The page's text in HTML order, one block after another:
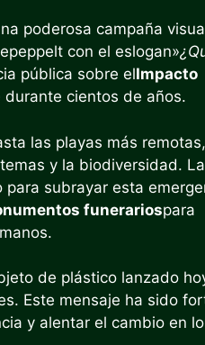
poderosa campaña
con el eslogan»
pública sobre elImpacto
cientos de años.
las playas más
y la biodiversidad. La
subrayar esta
funerariospara
de plástico lanzado
Este mensaje ha sido
y alentar el cambio en